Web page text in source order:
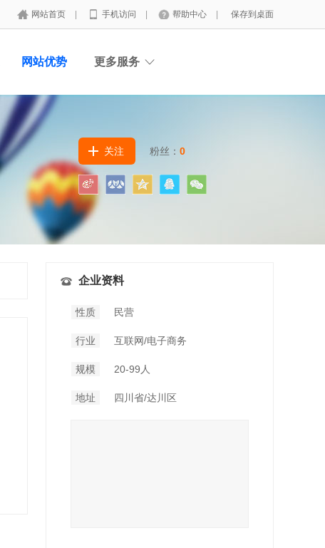
网站首页 手机访问 帮助中心 保存到桌面
网站优势 更多服务
关注 粉丝： 0
企业资料
性质 民营
行业 互联网/电子商务
规模 20-99人
地址 四川省/达川区